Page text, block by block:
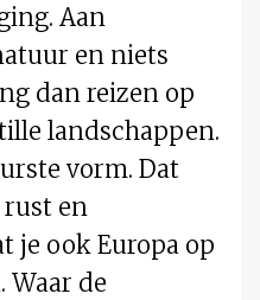
Aan
en niets
dan reizen op
landschappen.
vorm. Dat
rust en
je ook Europa op
Waar de